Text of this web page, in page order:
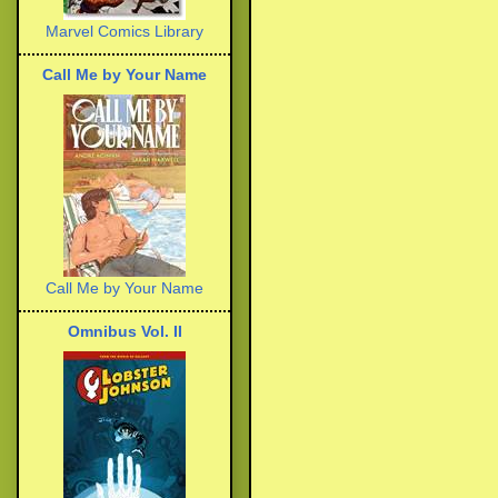
Marvel Comics Library
Call Me by Your Name
Call Me by Your Name
Omnibus Vol. II